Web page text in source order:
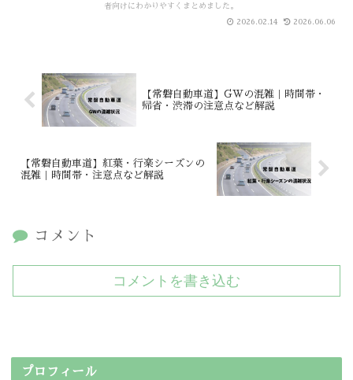
者向けにわかりやすくまとめました。
2026.02.14 2026.06.06
【常磐自動車道】GWの混雑｜時間帯・
帰省・渋滞の注意点など解説
【常磐自動車道】紅葉・行楽シーズンの
混雑｜時間帯・注意点など解説
コメント
コメントを書き込む
プロフィール